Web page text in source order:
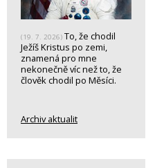
(19. 7. 2026) To, že chodil
Ježíš Kristus po zemi,
znamená pro mne
nekonečně víc než to, že
člověk chodil po Měsíci.
Archiv aktualit